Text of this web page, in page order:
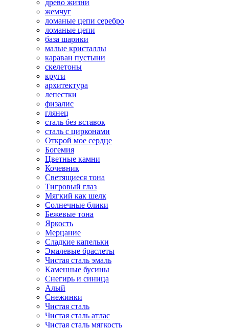
древо жизни
жемчуг
ломаные цепи серебро
ломаные цепи
база шарики
малые кристаллы
караван пустыни
скелетоны
круги
архитектура
лепестки
физалис
глянец
сталь без вставок
сталь с цирконами
Открой мое сердце
Богемия
Цветные камни
Кочевник
Светящиеся тона
Тигровый глаз
Мягкий как шелк
Солнечные блики
Бежевые тона
Яркость
Мерцание
Сладкие капельки
Эмалевые браслеты
Чистая сталь эмаль
Каменные бусины
Снегирь и синица
Алый
Снежинки
Чистая сталь
Чистая сталь атлас
Чистая сталь мягкость